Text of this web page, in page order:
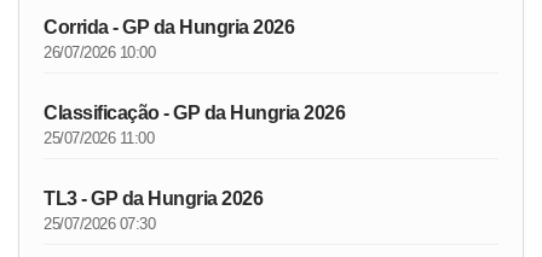
Corrida - GP da Hungria 2026
26/07/2026 10:00
Classificação - GP da Hungria 2026
25/07/2026 11:00
TL3 - GP da Hungria 2026
25/07/2026 07:30